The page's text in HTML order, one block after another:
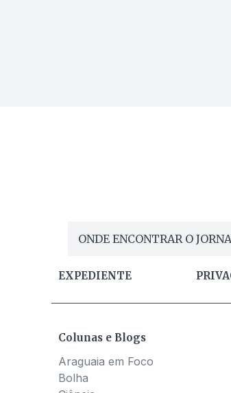
ONDE ENCONTRAR O
EXPEDIENTE
Colunas e Blogs
Araguaia em Foco
Bolha